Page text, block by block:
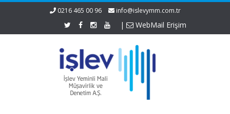
0216 465 00 96 info@islevymm.com.tr
| WebMail Erişim